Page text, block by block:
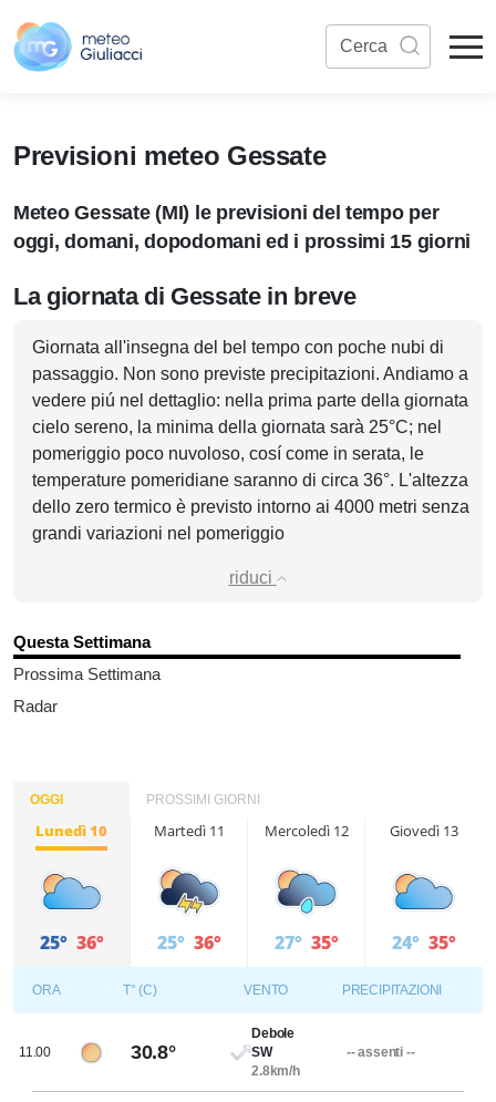
Previsioni meteo Gessate
Meteo Gessate (MI) le previsioni del tempo per
oggi, domani, dopodomani ed i prossimi 15 giorni
La giornata di Gessate in breve
Giornata all'insegna del bel tempo con poche nubi di
passaggio. Non sono previste precipitazioni. Andiamo a
vedere piú nel dettaglio: nella prima parte della giornata
cielo sereno, la minima della giornata sarà 25°C; nel
pomeriggio poco nuvoloso, cosí come in serata, le
temperature pomeridiane saranno di circa 36°. L'altezza
dello zero termico è previsto intorno ai 4000 metri senza
grandi variazioni nel pomeriggio
riduci
Questa Settimana
Prossima Settimana
Radar
OGGI PROSSIMI GIORNI
Lunedì 10
25° 36°
Martedì 11
25° 36°
Mercoledì 12
27° 35°
Giovedì 13
24° 35°
ORA T° (C) VENTO PRECIPITAZIONI
11.00 30.8°
Debole
SW
2.8km/h
-- assenti --